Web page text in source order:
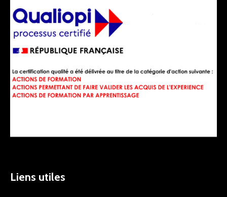
Liens utiles